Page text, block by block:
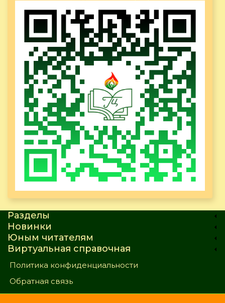
Разделы
Новинки
Юным читателям
Виртуальная справочная
Политика конфиденциальности
Обратная связь